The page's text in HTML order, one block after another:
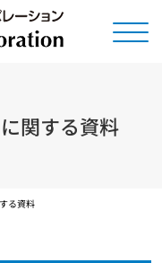
関する資料
る資料